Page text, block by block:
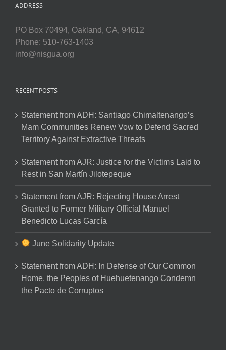
ADDRESS
PO Box 70494, Oakland, CA, 94612
Phone: 510-763-1403
info@nisgua.org
RECENT POSTS
Statement from ADH: Santiago Chimaltenango’s
Mam Communities Renew Vow to Defend Sacred
Territory Against Extractive Threats
Statement from AJR: Justice for the Victims Laid to
Rest in San Martín Jilotepeque
Statement from AJR: Rejecting House Arrest
Granted to Former Military Official Manuel
Benedicto Lucas García
June Solidarity Update
Statement from ADH: In Defense of Our Common
Home, the Peoples of Huehuetenango Condemn
the Pacto de Corruptos